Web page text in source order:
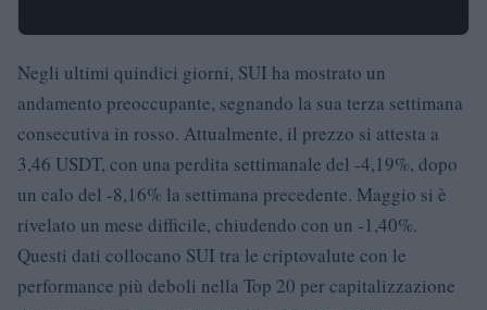
Negli ultimi quindici giorni, SUI ha mostrato un
andamento preoccupante, segnando la sua terza settimana
consecutiva in rosso. Attualmente, il prezzo si attesta a
3,46 USDT, con una perdita settimanale del -4,19%, dopo
un calo del -8,16% la settimana precedente. Maggio si è
rivelato un mese difficile, chiudendo con un -1,40%.
Questi dati collocano SUI tra le criptovalute con le
performance più deboli nella Top 20 per capitalizzazione